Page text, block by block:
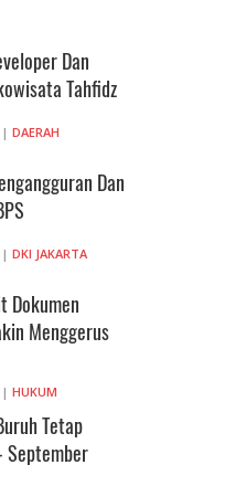
Dan
Tahfidz
DAERAH
Dan
DKI JAKARTA
Dokumen
Menggerus
HUKUM
Tetap
September